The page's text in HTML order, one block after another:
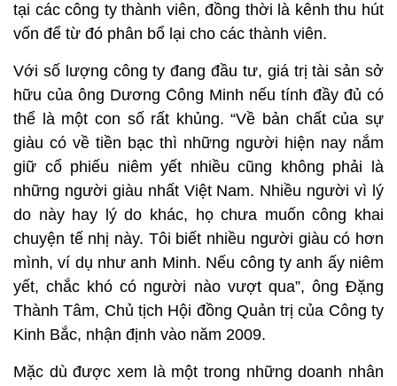
tại các công ty thành viên, đồng thời là kênh thu hút
vốn để từ đó phân bổ lại cho các thành viên.
Với số lượng công ty đang đầu tư, giá trị tài sản sở
hữu của ông Dương Công Minh nếu tính đầy đủ có
thể là một con số rất khủng. “Về bản chất của sự
giàu có về tiền bạc thì những người hiện nay nắm
giữ cổ phiếu niêm yết nhiều cũng không phải là
những người giàu nhất Việt Nam. Nhiều người vì lý
do này hay lý do khác, họ chưa muốn công khai
chuyện tế nhị này. Tôi biết nhiều người giàu có hơn
mình, ví dụ như anh Minh. Nếu công ty anh ấy niêm
yết, chắc khó có người nào vượt qua”, ông Đặng
Thành Tâm, Chủ tịch Hội đồng Quản trị của Công ty
Kinh Bắc, nhận định vào năm 2009.
Mặc dù được xem là một trong những doanh nhân